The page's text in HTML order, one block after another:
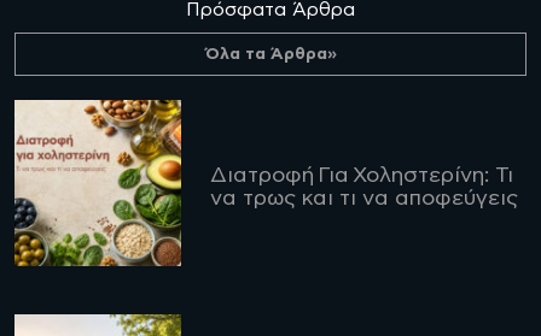
Πρόσφατα Άρθρα
Όλα τα Άρθρα»
Διατροφή Για Χοληστερίνη: Τι
να τρως και τι να αποφεύγεις